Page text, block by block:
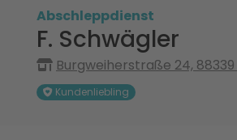
Abschleppdienst
F. Schwägler
Burgweiherstraße 24,
Kundenliebling